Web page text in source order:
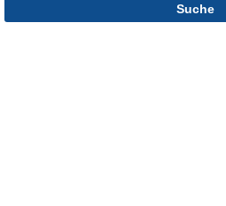
Suche